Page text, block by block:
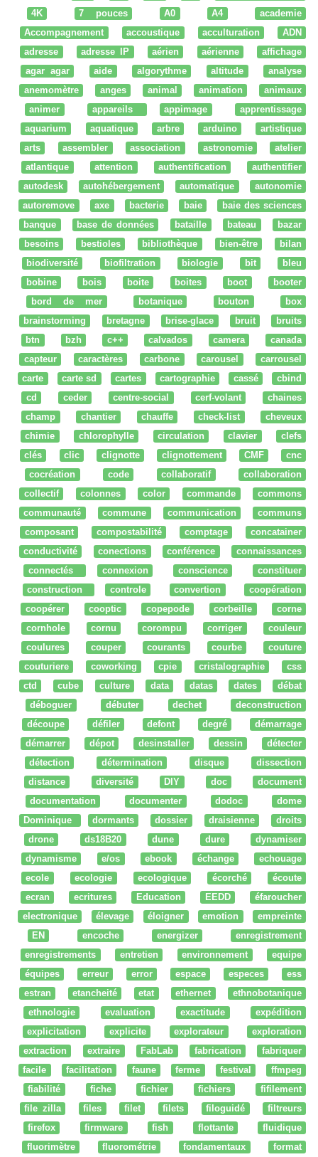
4K
7 pouces A0 A4
academie
Accompagnement
accoustique acculturation
ADN
adresse
adresse IP aérien aérienne
affichage
agar agar
aide algorythme altitude
analyse
anemomètre
anges animal animation
animaux
animer
appareils appimage
apprentissage
aquarium
aquatique arbre arduino
artistique
arts
assembler association astronomie
atelier
atlantique
attention authentification
authentifier
autodesk
autohébergement automatique
autonomie
autoremove
axe bacterie baie
baie des sciences
banque
base de données bataille bateau
bazar
besoins
bestioles bibliothèque bien-être
bilan
biodiversité
biofiltration biologie bit
bleu
bobine
bois boite boites boot
booter
bord de mer
botanique bouton
box
brainstorming
bretagne brise-glace bruit
bruits
btn
bzh c++ calvados camera
canada
capteur
caractères carbone carousel
carrousel
carte
carte sd cartes cartographie cassé
cbind
cd
ceder centre-social cerf-volant
chaines
champ
chantier chauffe check-list
cheveux
chimie
chlorophylle circulation clavier
clefs
clés
clic clignotte clignottement CMF
cnc
cocréation
code collaboratif
collaboration
collectif
colonnes color commande
commons
communauté
commune communication
communs
composant
compostabilité comptage
concatainer
conductivité
conections conférence
connaissances
connectés
connexion conscience
constituer
construction
controle convertion
coopération
coopérer
cooptic copepode corbeille
corne
cornhole
cornu corompu corriger
couleur
coulures
couper courants courbe
couture
couturiere
coworking cpie cristalographie
css
ctd
cube culture data datas dates
débat
déboguer
débuter dechet
deconstruction
découpe
défiler defont degré
démarrage
démarrer
dépot desinstaller dessin
détecter
détection
détermination disque
dissection
distance
diversité DIY doc
document
documentation
documenter dodoc
dome
Dominique
dormants dossier draisienne
droits
drone
ds18B20 dune dure
dynamiser
dynamisme
e/os ebook échange
echouage
ecole
ecologie ecologique écorché
écoute
ecran
ecritures Education EEDD
éfaroucher
electronique
élevage éloigner emotion
empreinte
EN
encoche energizer
enregistrement
enregistrements
entretien environnement
equipe
équipes
erreur error espace especes
ess
estran
etancheité etat ethernet
ethnobotanique
ethnologie
evaluation exactitude
expédition
explicitation
explicite explorateur
exploration
extraction
extraire FabLab fabrication
fabriquer
facile
facilitation faune ferme festival
ffmpeg
fiabilité
fiche fichier fichiers
fifilement
file zilla
files filet filets filoguidé
filtreurs
firefox
firmware fish flottante
fluidique
fluorimètre
fluorométrie fondamentaux format